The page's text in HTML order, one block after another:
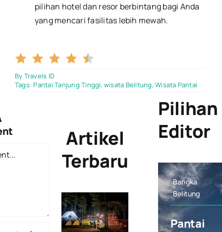
pilihan hotel dan resor berbintang bagi Anda
yang mencari fasilitas lebih mewah.
4.5/5
By Travels ID
Tags:Pantai Tanjung Tinggi, wisata Belitung,Wisata Pantai
Artikel
Terbaru
Pilihan
Editor
Bangka
Belitung
Pantai